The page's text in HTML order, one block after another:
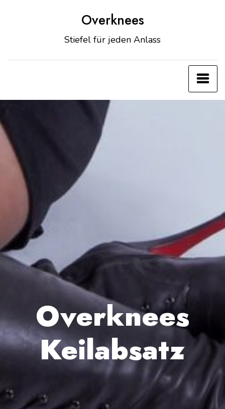
Overknees
Stiefel für jeden Anlass
Overknees
Keilabsatz